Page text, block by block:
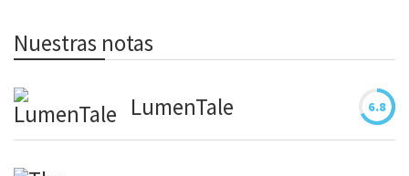
Nuestras notas
LumenTale 6.8